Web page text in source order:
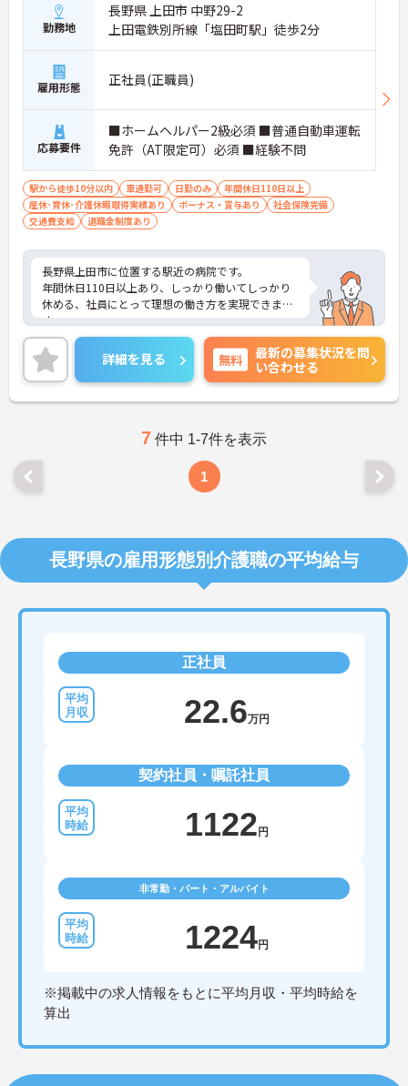
勤務地
長野県 上田市 中野29-2
上田電鉄別所線「塩田町駅」徒歩2分
雇用形態 正社員(正職員)
応募要件
■ホームヘルパー2級必須 ■普通自動車運転
免許（AT限定可）必須 ■経験不問
駅から徒歩10分以内 車通勤可 日勤のみ
年間休日110日以上
産休･育休･介護休暇取得実績あり
ボーナス・賞与あり
社会保険完備
交通費支給
退職金制度あり
長野県上田市に位置する駅近の病院です。
年間休日110日以上あり、しっかり働いてしっかり
休める、社員にとって理想の働き方を実現できま
す。
最寄り駅より徒歩圏内と好立地にあるので、通勤の
ストレスが少ないのも嬉しいポイントです。
ご興味をお持ちの方はお気軽にお問い合わせくださ
い。
詳細を見る 無料
最新の募集状況を問
い合わせる
7 件中 1-7件を表示
1
長野県の雇用形態別介護職の平均給与
正社員
22.6万円
契約社員・嘱託社員
1122 円
非常勤・パート・アルバイト
1224円
※掲載中の求人情報をもとに平均月収・平均時給を
算出